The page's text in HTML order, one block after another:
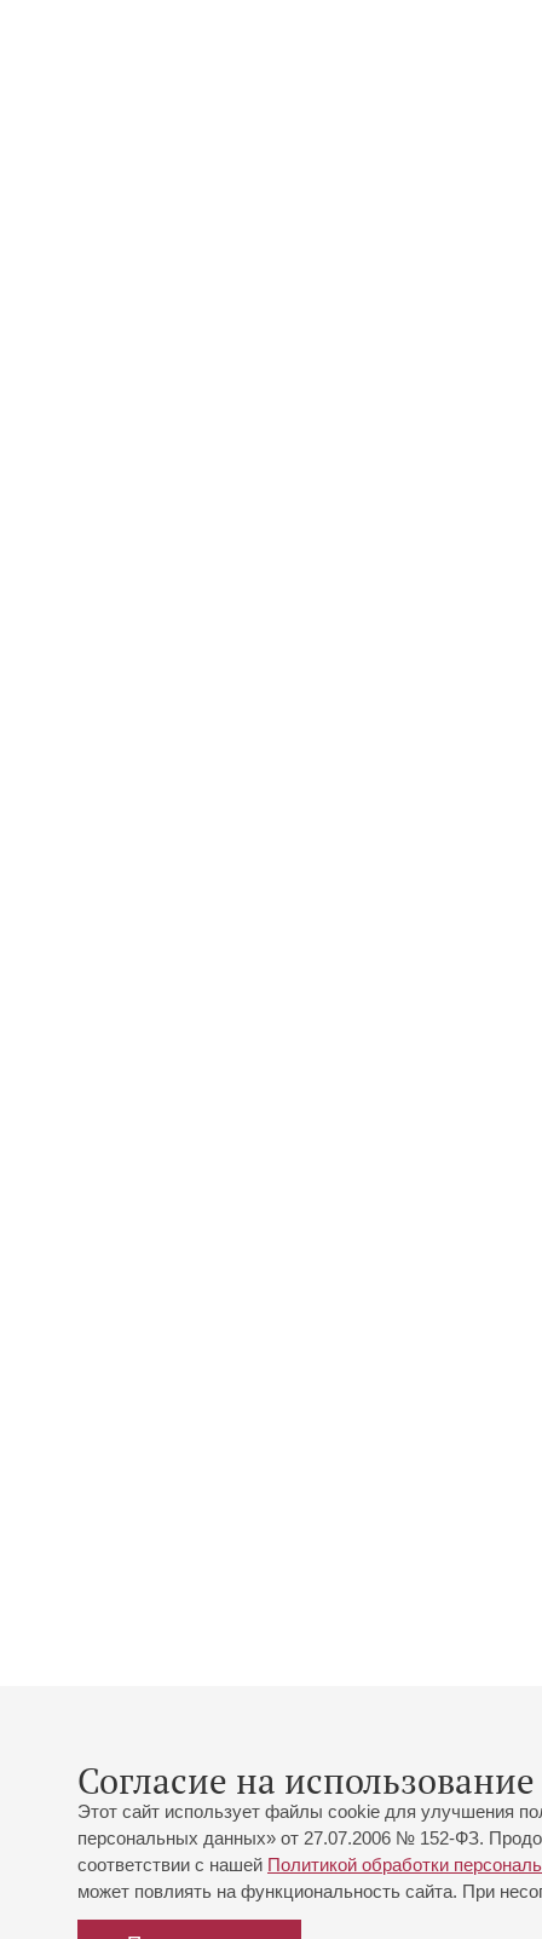
Согласие на
Этот сайт использует файлы cookie для улучшения
персональных данных» от 27.07.2006 № 152-ФЗ.
соответствии с нашей Политикой обработки
может повлиять на функциональность сайта. При